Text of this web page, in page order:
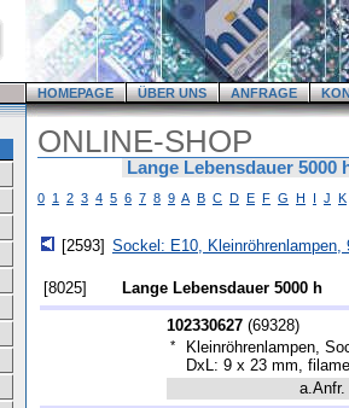
HOMEPAGE ÜBER UNS ANFRAGE
ONLINE-SHOP
Lange Lebensdauer 5000
0 1 2 3 4 5 6 7 8 9 A B C D E F G H I J K
[2593] Sockel: E10, Kleinröhrenlampen,
[8025] Lange Lebensdauer 5000 h
102330627 (69328)
*
Kleinröhrenlampen,
DxL: 9 x 23 mm,
a.Anfr.